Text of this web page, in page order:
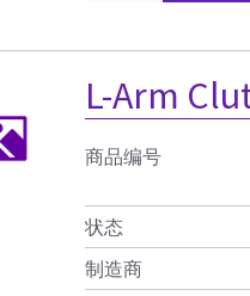
L-Arm
商品编号
状态
制造商